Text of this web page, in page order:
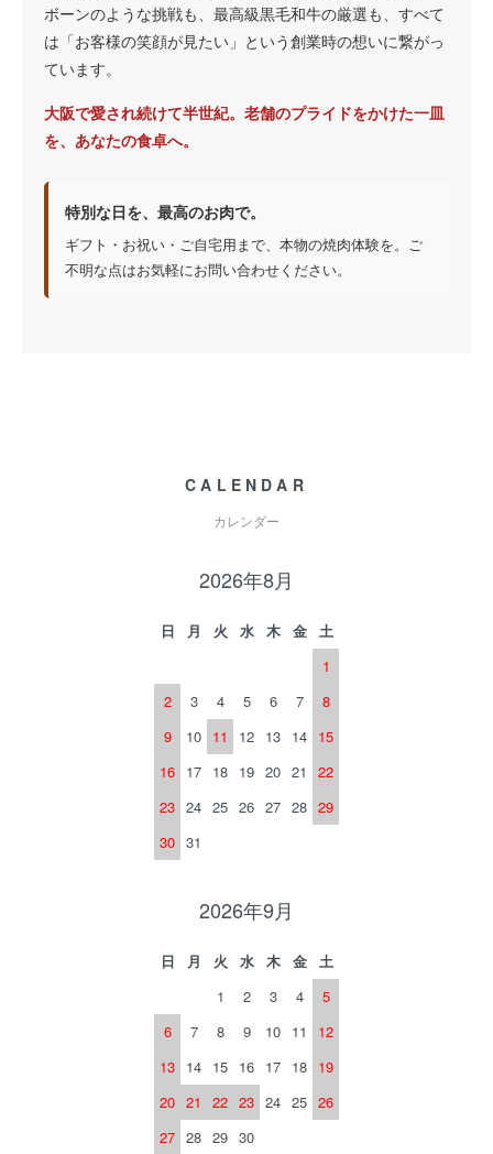
ボーンのような挑戦も、最高級黒毛和牛の厳選も、すべて
は「お客様の笑顔が見たい」という創業時の想いに繋がっ
ています。
大阪で愛され続けて半世紀。老舗のプライドをかけた一皿
を、あなたの食卓へ。
特別な日を、最高のお肉で。
ギフト・お祝い・ご自宅用まで、本物の焼肉体験を。ご
不明な点はお気軽にお問い合わせください。
CALENDAR
カレンダー
2026年8月
日 月 火 水 木 金
土
1
2
3 4 5 6 7
8
9
10 11 12 13 14 15
16 17 18 19 20 21
22
23 24 25 26 27 28 29
30 31
2026年9月
日 月 火 水 木 金
土
1
2 3 4
5
6
7 8 9 10 11
12
13 14 15 16 17 18 19
20 21 22 23 24 25 26
27 28 29 30